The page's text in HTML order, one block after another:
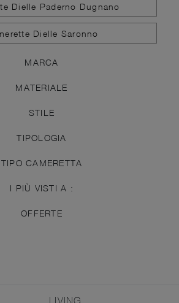
Dielle Paderno Dugnano
Dielle Saronno
MARCA
MATERIALE
STILE
TIPOLOGIA
TIPO CAMERETTA
I PIÙ VISTI A :
OFFERTE
LIVING